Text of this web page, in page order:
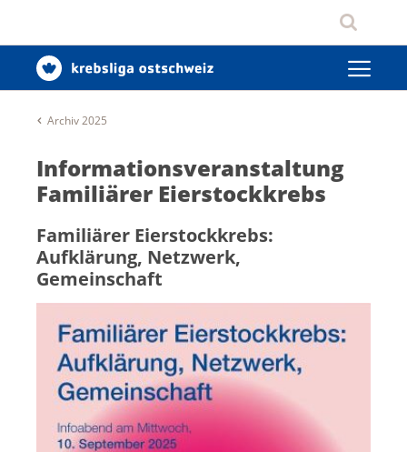
Archiv 2025
Informationsveranstaltung
Familiärer Eierstockkrebs
Familiärer Eierstockkrebs:
Aufklärung, Netzwerk,
Gemeinschaft